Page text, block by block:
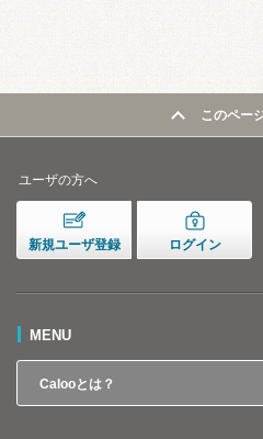
このペー
ユーザの方へ
新規ユーザ登録 ログイン
MENU
Calooとは？